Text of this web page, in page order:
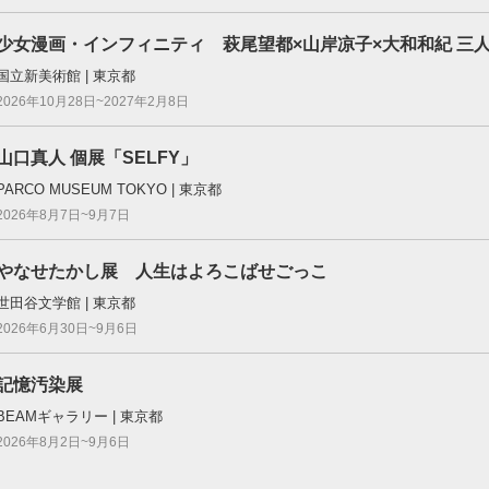
女漫画・インフィニティ 萩尾望都×山岸凉子×大和和紀 三
立新美術館 | 東京都
年10月28日~2027年2月8日
口真人 個展「SELFY」
MUSEUM TOKYO | 東京都
年8月7日~9月7日
なせたかし展 人生はよろこばせごっこ
田谷文学館 | 東京都
年6月30日~9月6日
憶汚染展
ギャラリー | 東京都
年8月2日~9月6日